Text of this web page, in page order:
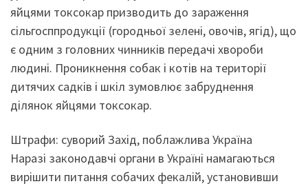
яйцями токсокар призводить до зараження
сільгосппродукції (городньої зелені, овочів, ягід), що
є одним з головних чинників передачі хвороби
людині. Проникнення собак і котів на території
дитячих садків і шкіл зумовлює забруднення
ділянок яйцями токсокар.
Штрафи: суворий Захід, поблажлива Україна
Наразі законодавчі органи в Україні намагаються
вирішити питання собачих фекалій, установивши